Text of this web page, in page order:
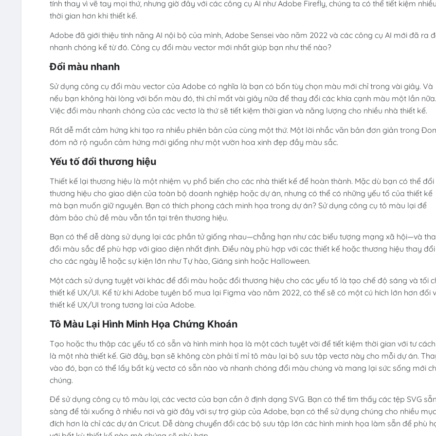
tính thay vì vẽ tay mọi thứ, nhưng giờ đây với các công cụ AI như Adobe Firefly, chúng ta có thể tiết kiệm nhiều
thời gian hơn khi thiết kế.
Adobe đã giới thiệu tính năng AI nội bộ của mình, Adobe Sensei vào năm 2022 và các công cụ AI mới đã ra
nhanh chóng kể từ đó. Công cụ đổi màu vector mới nhất giúp bạn như thế nào?
Đổi màu nhanh
Sử dụng công cụ đổi màu vector của Adobe có nghĩa là bạn có bốn tùy chọn màu mới chỉ trong vài giây. Và
nếu bạn không hài lòng với bốn màu đó, thì chỉ mất vài giây nữa để thay đổi các khía cạnh màu một lần nữa.
Việc đổi màu nhanh chóng của các vectơ là thứ sẽ tiết kiệm thời gian và năng lượng cho nhiều nhà thiết kế.
Rất dễ mất cảm hứng khi tạo ra nhiều phiên bản của cùng một thứ. Một lời nhắc văn bản đơn giản trong
đóm nở rộ nguồn cảm hứng mới giống như một vườn hoa xinh đẹp đầy màu sắc.
Yếu tố đổi thương hiệu
Thiết kế lại thương hiệu là một nhiệm vụ phổ biến cho các nhà thiết kế để hoàn thành. Mặc dù bạn có thể đổi
thương hiệu cho giao diện của toàn bộ doanh nghiệp hoặc dự án, nhưng có thể có những yếu tố của thiết kế
mà bạn muốn giữ nguyên. Bạn có thích phong cách minh họa trong dự án? Sử dụng công cụ tô màu lại để
đảm bảo chủ đề màu vẫn tồn tại trên thương hiệu.
Bạn có thể dễ dàng sử dụng lại các phần tử giống nhau—chẳng hạn như các biểu tượng mạng xã hội—và
đổi màu sắc để phù hợp với giao diện nhất định. Điều này phù hợp với các thiết kế hoặc thương hiệu thay đổi
cho các ngày lễ hoặc sự kiện lớn như Tự hào, Giáng sinh hoặc Halloween.
Một cách sử dụng tuyệt vời khác để đổi màu hoặc đổi thương hiệu cho các yếu tố là tạo chế độ sáng và tối
thiết kế UX/UI. Kể từ khi Adobe tuyên bố mua lại Figma vào năm 2022, có thể sẽ có một cú hích lớn hơn đối
thiết kế UX/UI trong tương lai của Adobe.
Tô Màu Lại Hình Minh Họa Chứng Khoán
Tạo hoặc thu thập các yếu tố có sẵn và hình minh họa là một cách tuyệt vời để tiết kiệm thời gian với tư cách
là một nhà thiết kế. Giờ đây, bạn sẽ không còn phải tỉ mỉ tô màu lại bộ sưu tập vectơ này cho mỗi dự án.
vào đó, bạn có thể lấy bất kỳ vectơ có sẵn nào và nhanh chóng đổi màu chúng và mang lại sức sống mới
chúng.
Để sử dụng công cụ tô màu lại, các vectơ của bạn cần ở định dạng SVG. Bạn có thể tìm thấy các tệp SVG sẵn
sàng để tải xuống ở nhiều nơi và giờ đây với sự trợ giúp của Adobe, bạn có thể sử dụng chúng cho nhiều mục
đích hơn là chỉ các dự án Cricut. Dễ dàng chuyển đổi các bộ sưu tập lớn các hình minh họa làm sẵn để phù